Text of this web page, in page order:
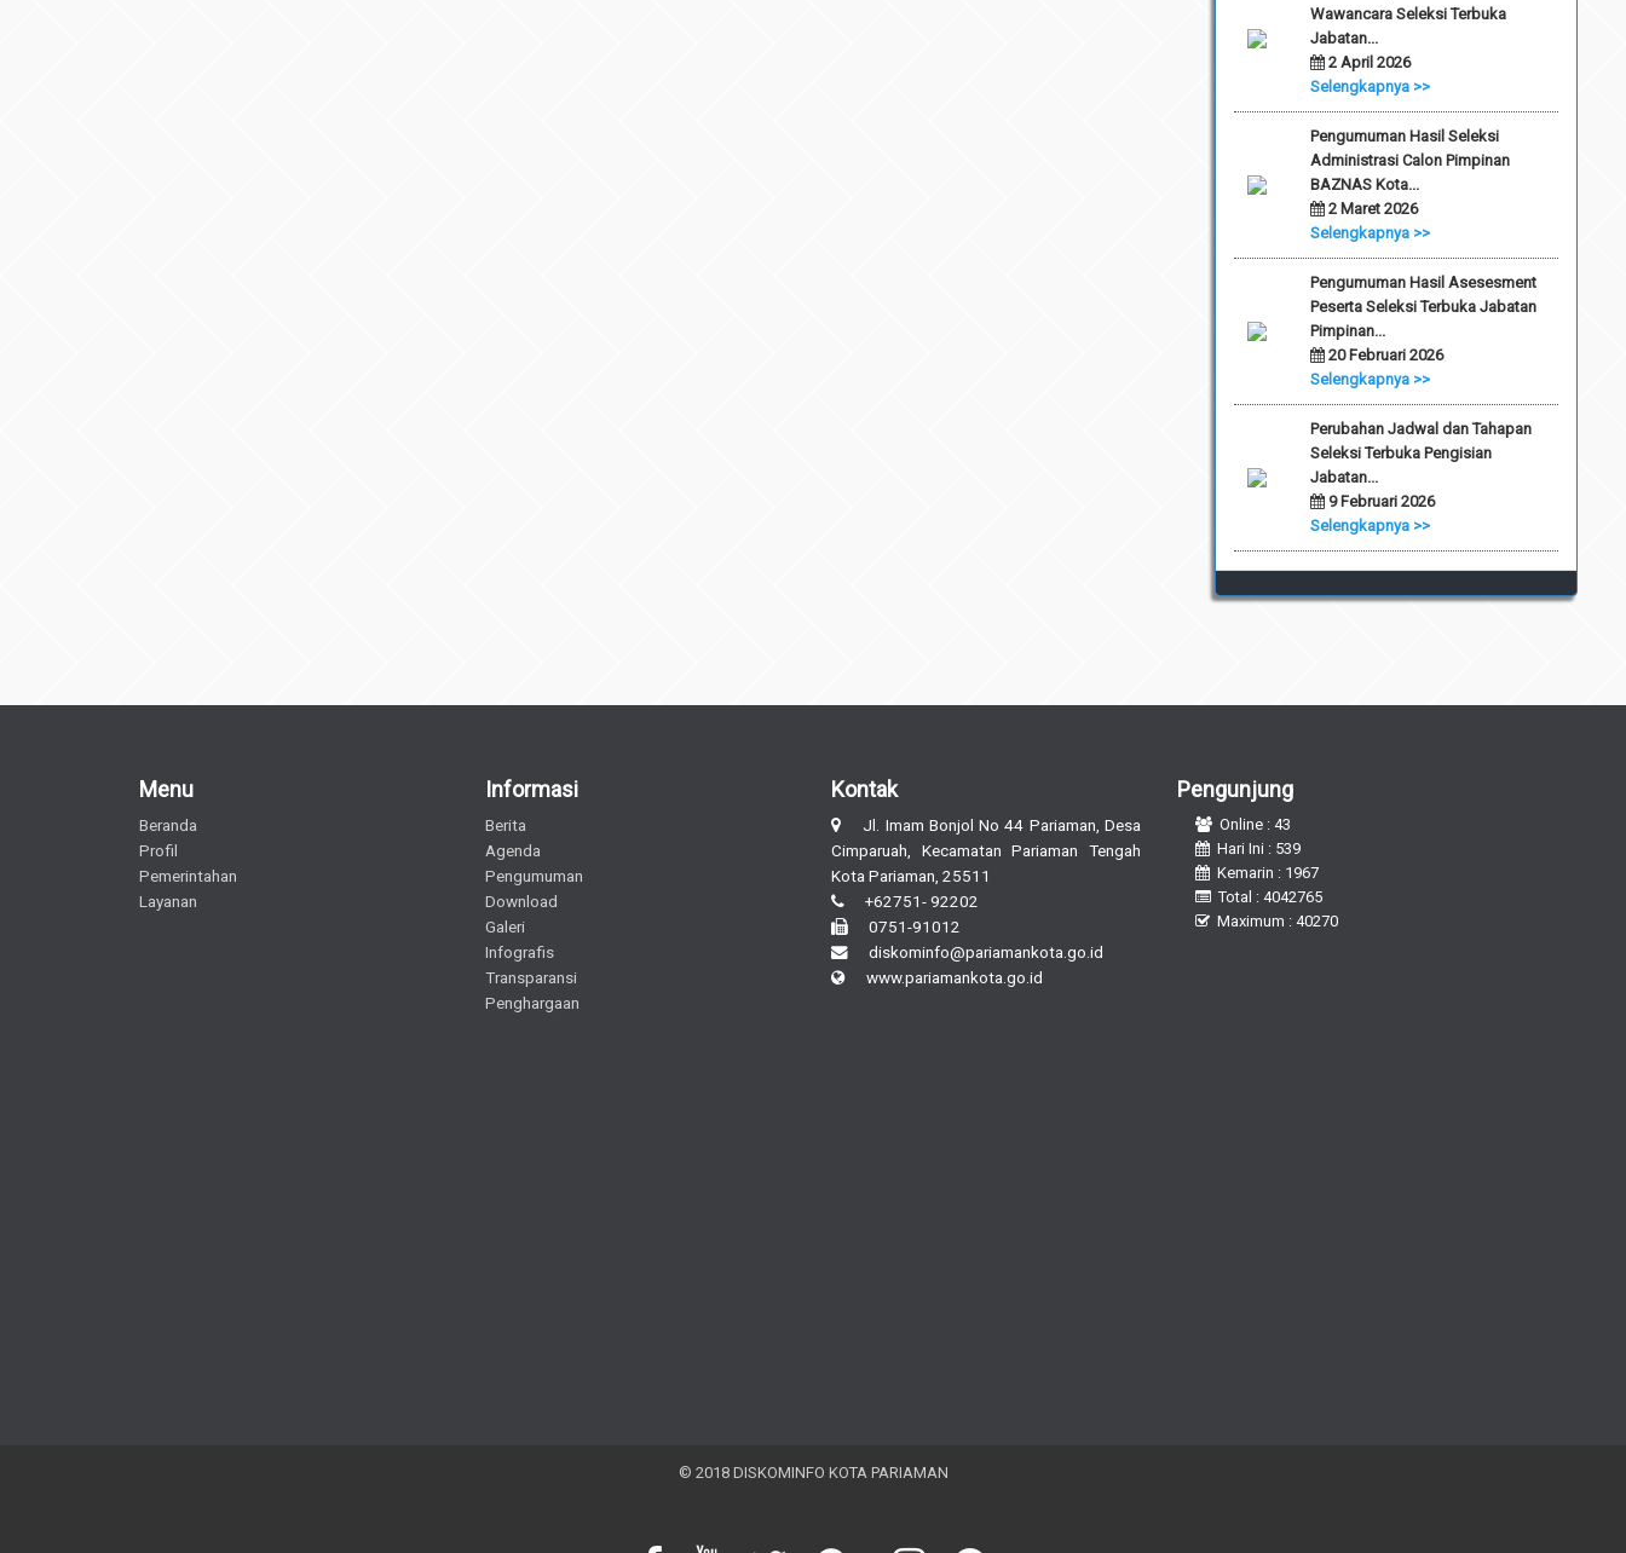
Wawancara Seleksi Terbuka
Jabatan...
2 April 2026
Selengkapnya >>
Pengumuman Hasil Seleksi
Administrasi Calon Pimpinan
BAZNAS Kota...
2 Maret 2026
Selengkapnya >>
Pengumuman Hasil Asesesment
Peserta Seleksi Terbuka Jabatan
Pimpinan...
20 Februari 2026
Selengkapnya >>
Perubahan Jadwal dan Tahapan
Seleksi Terbuka Pengisian
Jabatan...
9 Februari 2026
Selengkapnya >>
Menu
Beranda
Profil
Pemerintahan
Layanan
Informasi
Berita
Agenda
Pengumuman
Download
Galeri
Infografis
Transparansi
Penghargaan
Kontak
Jl. Imam Bonjol No 44 Pariaman, Desa
Cimparuah, Kecamatan Pariaman Tengah
Kota Pariaman, 25511
+62751- 92202
0751-91012
diskominfo@pariamankota.go.id
www.pariamankota.go.id
Pengunjung
Online : 43
Hari Ini : 539
Kemarin : 1967
Total : 4042765
Maximum : 40270
© 2018 DISKOMINFO KOTA PARIAMAN